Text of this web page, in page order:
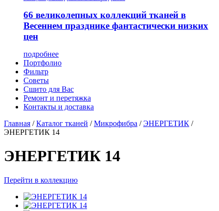
66 великолепных коллекций тканей в
Весеннем празднике фантастически низких
цен
подробнее
Портфолио
Фильтр
Советы
Сшито для Вас
Ремонт и перетяжка
Контакты и доставка
Главная / Каталог тканей / Микрофибра / ЭНЕРГЕТИК /
ЭНЕРГЕТИК 14
ЭНЕРГЕТИК 14
Перейти в коллекцию